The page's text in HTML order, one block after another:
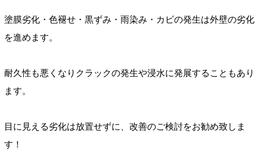
塗膜劣化・色褪せ・黒ずみ・雨染み・カビの発生は外壁の劣化
を進めます。
耐久性も悪くなりクラックの発生や浸水に発展することもあり
ます。
目に見える劣化は放置せずに、改善のご検討をお勧め致しま
す！